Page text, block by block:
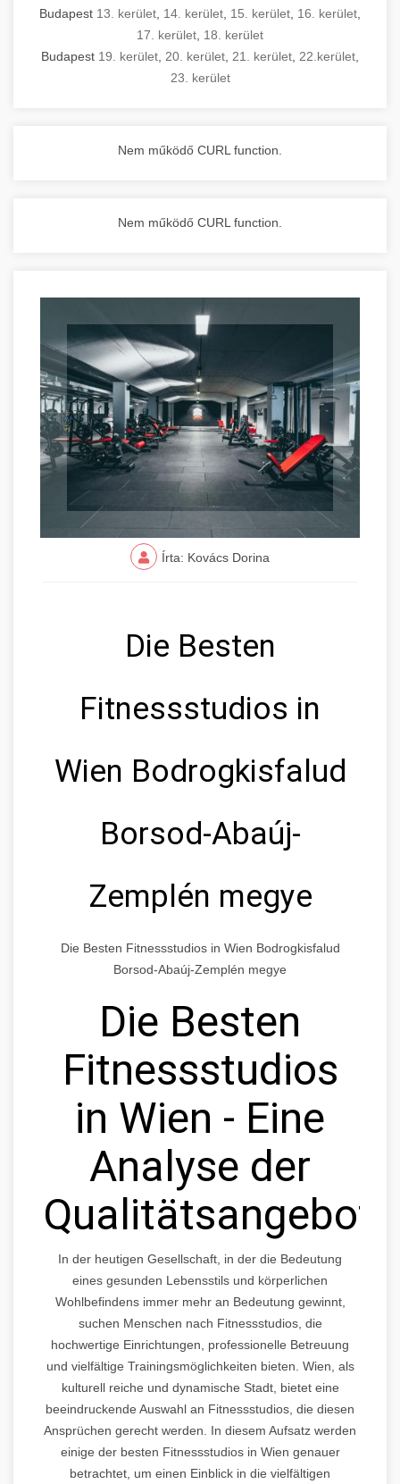
Budapest 13. kerület 14. kerület 15. kerület 16. kerület
17. kerület 18. kerület
Budapest 19. kerület 20. kerület 21. kerület 22.kerület
23. kerület
Nem működő CURL function.
Nem működő CURL function.
Írta: Kovács Dorina
Die Besten
Fitnessstudios in
Wien Bodrogkisfalud
Borsod-Abaúj-
Zemplén megye
Die Besten Fitnessstudios in Wien Bodrogkisfalud
Borsod-Abaúj-Zemplén megye
Die Besten
Fitnessstudios
in Wien - Eine
Analyse der
Qualitätsangebote
In der heutigen Gesellschaft, in der die Bedeutung
eines gesunden Lebensstils und körperlichen
Wohlbefindens immer mehr an Bedeutung gewinnt,
suchen Menschen nach Fitnessstudios, die
hochwertige Einrichtungen, professionelle Betreuung
und vielfältige Trainingsmöglichkeiten bieten. Wien, als
kulturell reiche und dynamische Stadt, bietet eine
beeindruckende Auswahl an Fitnessstudios, die diesen
Ansprüchen gerecht werden. In diesem Aufsatz werden
einige der besten Fitnessstudios in Wien genauer
betrachtet, um einen Einblick in die vielfältigen